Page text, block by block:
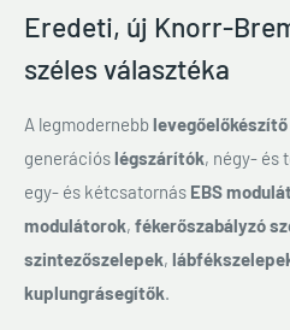
Eredeti, új Knorr-
széles választéka
A legmodernebblevegőelőkészítő
generációslégszárítók, négy- és
egy- és kétcsatornás EBS
modulátorok, fékerőszabályzó
szintezőszelepek,
kuplungrásegítők.